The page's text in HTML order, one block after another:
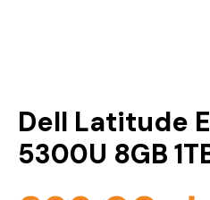
Dell Latitude
5300U 8GB